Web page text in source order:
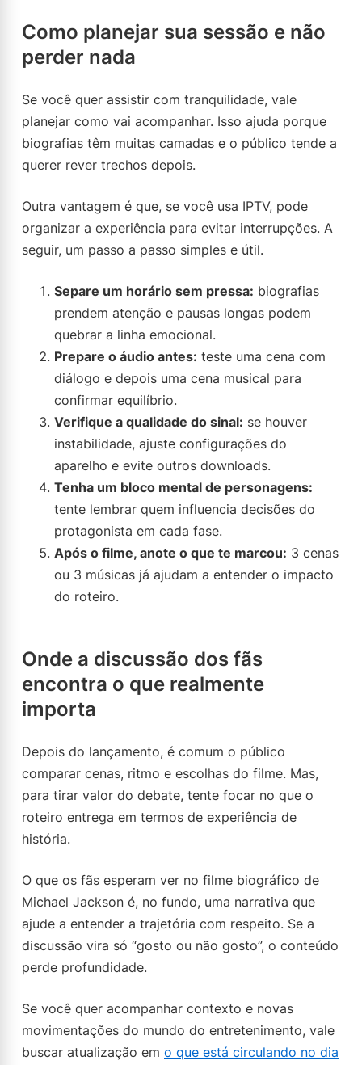
Como planejar sua sessão e não
perder nada
Se você quer assistir com tranquilidade, vale
planejar como vai acompanhar. Isso ajuda porque
biografias têm muitas camadas e o público tende a
querer rever trechos depois.
Outra vantagem é que, se você usa IPTV, pode
organizar a experiência para evitar interrupções. A
seguir, um passo a passo simples e útil.
Separe um horário sem pressa: biografias
prendem atenção e pausas longas podem
quebrar a linha emocional.
Prepare o áudio antes: teste uma cena com
diálogo e depois uma cena musical para
confirmar equilíbrio.
Verifique a qualidade do sinal: se houver
instabilidade, ajuste configurações do
aparelho e evite outros downloads.
Tenha um bloco mental de personagens:
tente lembrar quem influencia decisões do
protagonista em cada fase.
Após o filme, anote o que te marcou: 3 cenas
ou 3 músicas já ajudam a entender o impacto
do roteiro.
Onde a discussão dos fãs
encontra o que realmente
importa
Depois do lançamento, é comum o público
comparar cenas, ritmo e escolhas do filme. Mas,
para tirar valor do debate, tente focar no que o
roteiro entrega em termos de experiência de
história.
O que os fãs esperam ver no filme biográfico de
Michael Jackson é, no fundo, uma narrativa que
ajude a entender a trajetória com respeito. Se a
discussão vira só “gosto ou não gosto”, o conteúdo
perde profundidade.
Se você quer acompanhar contexto e novas
movimentações do mundo do entretenimento, vale
buscar atualização em o que está circulando no dia